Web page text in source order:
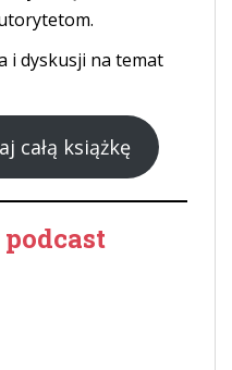
i dyskusji na temat
całą książkę
podcast